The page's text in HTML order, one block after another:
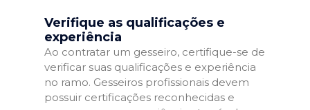
Verifique as qualificações e
experiência
Ao contratar um gesseiro, certifique-se de
verificar suas qualificações e experiência
no ramo. Gesseiros profissionais devem
possuir certificações reconhecidas e